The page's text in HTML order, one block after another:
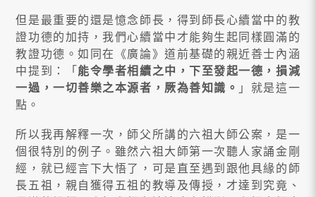
但是最重要的還是憶念師長，得到師長心續當中的教
證功德的加持，我們心續當中才能夠生起同樣圓滿的
教證功德。如同在《廣論》道前基礎的親近善士內涵
中提到：「 能令學者相續之中，下至發起一德，損減
一過，一切善樂之本源者，厥為善知識。 」就是這一
點。
所以我再解釋一次，師父所講的六祖大師公案，是一
個很特別的例子。雖然六祖大師第一次聽人家誦金剛
經，就已經言下大悟了，可是直至遇到跟他具緣的師
長五祖，親自獲得五祖的教導及傳授，才達到究竟、